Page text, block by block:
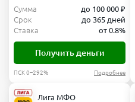
Сумма
до 100 000 ₽
Срок
до 365 дней
Ставка
от 0.8%
Получить деньги
ПСК 0–292% Подробнее
Лига МФО